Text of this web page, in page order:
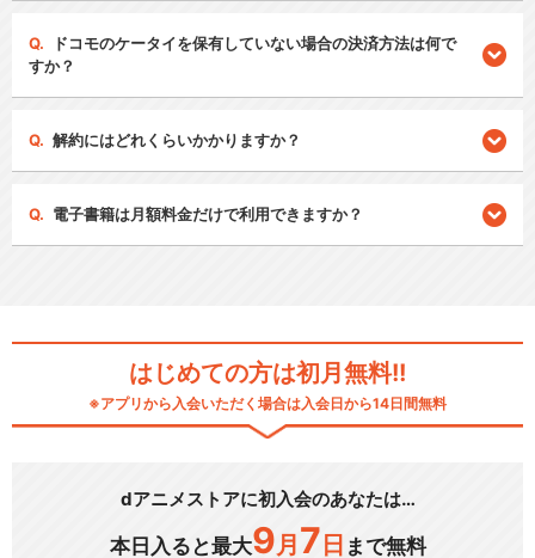
ドコモのケータイを保有していない場合の決済方法は何で
すか？
解約にはどれくらいかかりますか？
電子書籍は月額料金だけで利用できますか？
はじめての方は初月無料!!
※アプリから入会いただく場合は入会日から14日間無料
dアニメストアに初入会のあなたは…
本日入ると最大9 月 7 日 まで無料